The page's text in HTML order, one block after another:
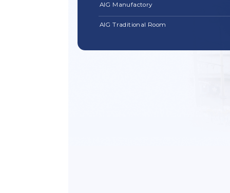
AIG Manufactory
AIG Traditional Room